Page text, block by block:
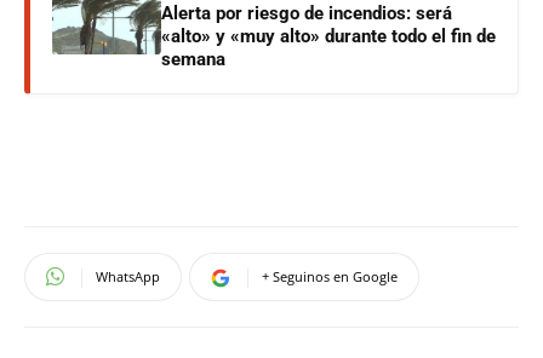
Alerta por riesgo de incendios: será
«alto» y «muy alto» durante todo el fin de
semana
WhatsApp + Seguinos en Google